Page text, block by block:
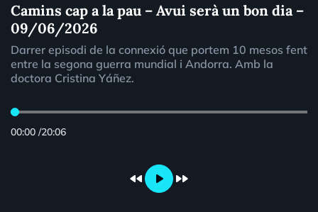
Camins cap a la pau – Avui serà un bon dia –
09/06/2026
Darrer episodi de la connexió que portem 10 mesos fent
entre la segona guerra mundial i Andorra. Amb la
doctora Cristina Yáñez.
00:00 /20:06
fast_rewind play_arrow fast_forward